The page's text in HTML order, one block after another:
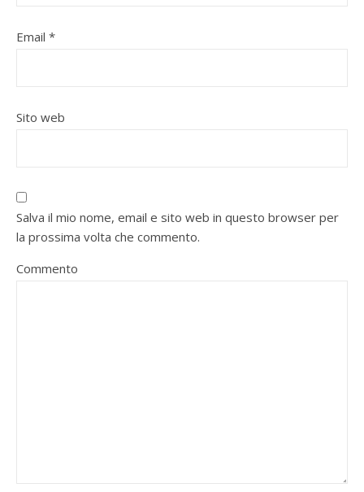
Email *
Sito web
Salva il mio nome, email e sito web in questo browser per
la prossima volta che commento.
Commento